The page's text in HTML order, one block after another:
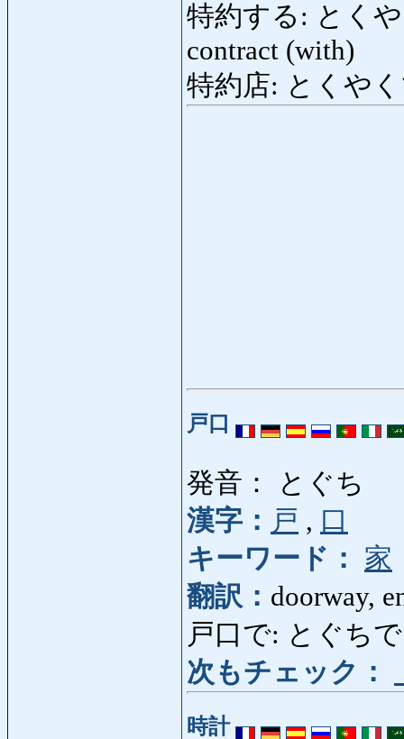
特約する: とくや
contract (with)
特約店: とくやく
戸口
発音： とぐち
漢字： 戸 , 口
キーワード：
家
翻訳： doorway,
戸口で: とぐち
次もチェック：
時計